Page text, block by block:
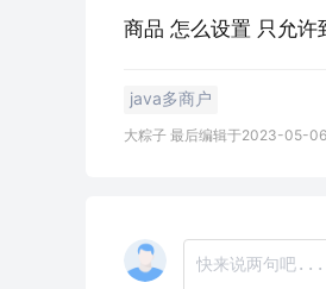
商品 怎么设置 只允许
java多商户
大粽子 最后编辑于2023-05-